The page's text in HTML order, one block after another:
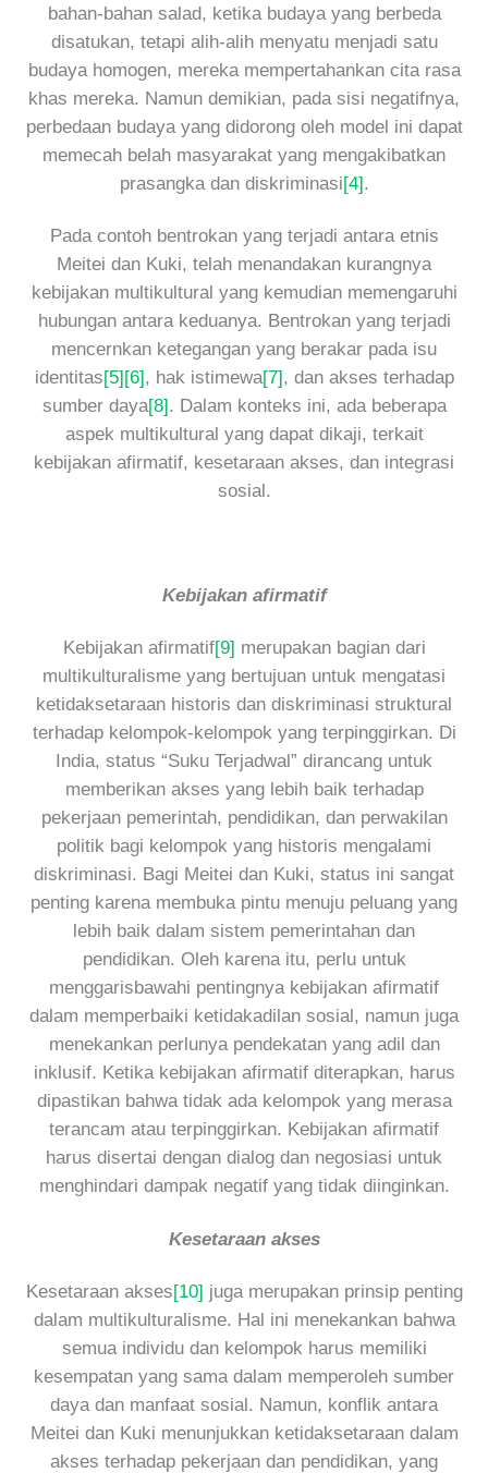
bahan-bahan salad, ketika budaya yang berbeda
disatukan, tetapi alih-alih menyatu menjadi satu
budaya homogen, mereka mempertahankan cita rasa
khas mereka. Namun demikian, pada sisi negatifnya,
perbedaan budaya yang didorong oleh model ini dapat
memecah belah masyarakat yang mengakibatkan
prasangka dan diskriminasi[4].
Pada contoh bentrokan yang terjadi antara etnis
Meitei dan Kuki, telah menandakan kurangnya
kebijakan multikultural yang kemudian memengaruhi
hubungan antara keduanya. Bentrokan yang terjadi
mencernkan ketegangan yang berakar pada isu
identitas[5][6], hak istimewa[7], dan akses terhadap
sumber daya[8]. Dalam konteks ini, ada beberapa
aspek multikultural yang dapat dikaji, terkait
kebijakan afirmatif, kesetaraan akses, dan integrasi
sosial.
Kebijakan afirmatif
Kebijakan afirmatif[9] merupakan bagian dari
multikulturalisme yang bertujuan untuk mengatasi
ketidaksetaraan historis dan diskriminasi struktural
terhadap kelompok-kelompok yang terpinggirkan. Di
India, status “Suku Terjadwal” dirancang untuk
memberikan akses yang lebih baik terhadap
pekerjaan pemerintah, pendidikan, dan perwakilan
politik bagi kelompok yang historis mengalami
diskriminasi. Bagi Meitei dan Kuki, status ini sangat
penting karena membuka pintu menuju peluang yang
lebih baik dalam sistem pemerintahan dan
pendidikan. Oleh karena itu, perlu untuk
menggarisbawahi pentingnya kebijakan afirmatif
dalam memperbaiki ketidakadilan sosial, namun juga
menekankan perlunya pendekatan yang adil dan
inklusif. Ketika kebijakan afirmatif diterapkan, harus
dipastikan bahwa tidak ada kelompok yang merasa
terancam atau terpinggirkan. Kebijakan afirmatif
harus disertai dengan dialog dan negosiasi untuk
menghindari dampak negatif yang tidak diinginkan.
Kesetaraan akses
Kesetaraan akses[10] juga merupakan prinsip penting
dalam multikulturalisme. Hal ini menekankan bahwa
semua individu dan kelompok harus memiliki
kesempatan yang sama dalam memperoleh sumber
daya dan manfaat sosial. Namun, konflik antara
Meitei dan Kuki menunjukkan ketidaksetaraan dalam
akses terhadap pekerjaan dan pendidikan, yang